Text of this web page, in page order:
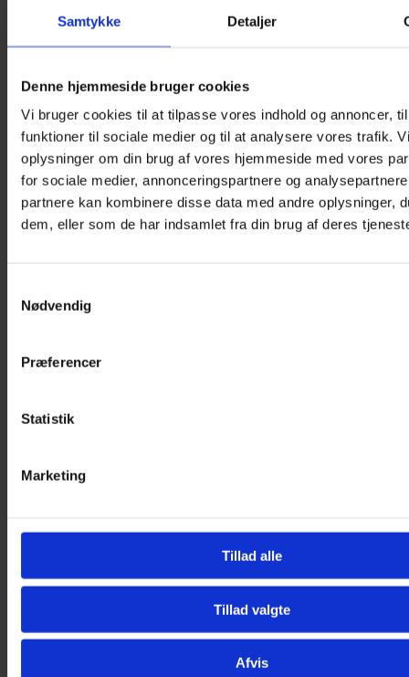
Samtykke Detaljer
Denne hjemmeside bruger cookies
Vi bruger cookies til at tilpasse vores indhold og annoncer,
funktioner til sociale medier og til at analysere vores trafik.
oplysninger om din brug af vores hjemmeside med vores
for sociale medier, annonceringspartnere og
partnere kan kombinere disse data med andre oplysninger,
dem, eller som de har indsamlet fra din brug af deres
Nødvendig
Præferencer
Statistik
Marketing
Tillad alle
Tillad valgte
Afvis
Plakat – Monster truck
Tilføj til kurv